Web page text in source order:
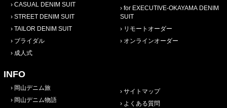
CASUAL DENIM SUIT
STREET DENIM SUIT
TAILOR DENIM SUIT
ブライダル
成人式
for EXECUTIVE-OKAYAMA DENIM
SUIT
リモートオーダー
オンラインオーダー
INFO
岡山デニム旅
岡山デニム物語
サイトマップ
よくある質問